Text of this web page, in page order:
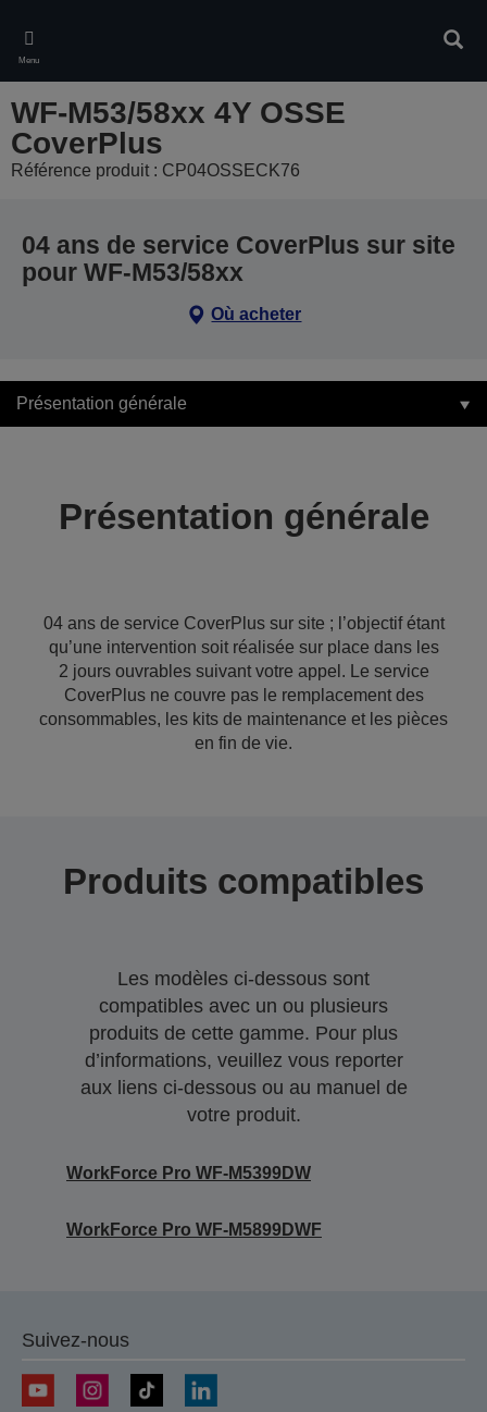
main
content
Menu
WF-M53/58xx 4Y OSSE
CoverPlus
Référence produit : CP04OSSECK76
04 ans de service CoverPlus sur site
pour WF-M53/58xx
Où acheter
Présentation générale
Présentation générale
04 ans de service CoverPlus sur site ; l’objectif étant
qu’une intervention soit réalisée sur place dans les
2 jours ouvrables suivant votre appel. Le service
CoverPlus ne couvre pas le remplacement des
consommables, les kits de maintenance et les pièces
en fin de vie.
Produits compatibles
Les modèles ci-dessous sont
compatibles avec un ou plusieurs
produits de cette gamme. Pour plus
d’informations, veuillez vous reporter
aux liens ci-dessous ou au manuel de
votre produit.
WorkForce Pro WF-M5399DW
WorkForce Pro WF-M5899DWF
Suivez-nous